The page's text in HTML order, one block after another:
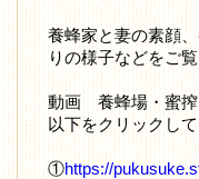
養蜂家と妻の素顔
りの様子などをご
動画 養蜂場・蜜搾
以下をクリックし
①https://